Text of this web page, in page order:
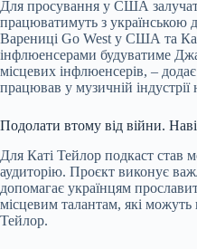
Для просування у США
працюватимуть з українською
Варениці Go West у США та
інфлюенсерами будуватиме
місцевих інфлюенсерів, –
працював у музичній індустрії
Подолати втому від війни.
Для Каті Тейлор подкаст став
аудиторію. Проєкт виконує
допомагає українцям
місцевим талантам, які можуть
Тейлор.